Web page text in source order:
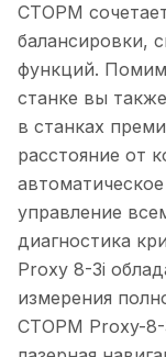
СТОРМ
балансировки,
функций.
станке вы
в станках
расстояние от
управление
диагностика
Proxy 8-3i
измерения
СТОРМ Proxy-8-